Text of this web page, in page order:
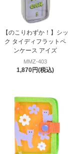
【のこりわずか！】シッ
ク タイディフラットペ
ンケース アイズ
MMZ-403
1,870円(税込)